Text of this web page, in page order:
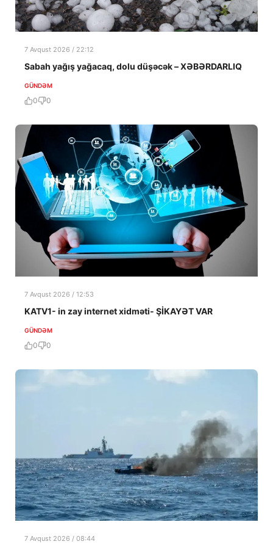
7 Avqust 2026 / 22:12
Sabah yağış yağacaq, dolu düşəcək – XƏBƏRDARLIQ
GÜNDƏM
0 0
7 Avqust 2026 / 12:53
KATV1- in zay internet xidməti- ŞİKAYƏT VAR
GÜNDƏM
0 0
7 Avqust 2026 / 08:44